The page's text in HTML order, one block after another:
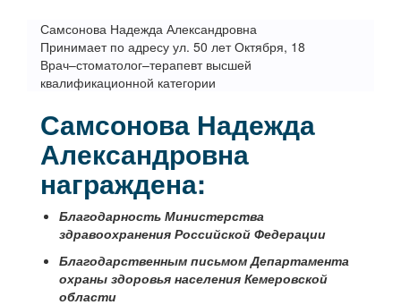
Самсонова Надежда Александровна
Принимает по адресу ул. 50 лет Октября, 18
Врач–стоматолог–терапевт высшей
квалификационной категории
Самсонова Надежда
Александровна
награждена:
Благодарность Министерства
здравоохранения Российской Федерации
Благодарственным письмом Департамента
охраны здоровья населения Кемеровской
области